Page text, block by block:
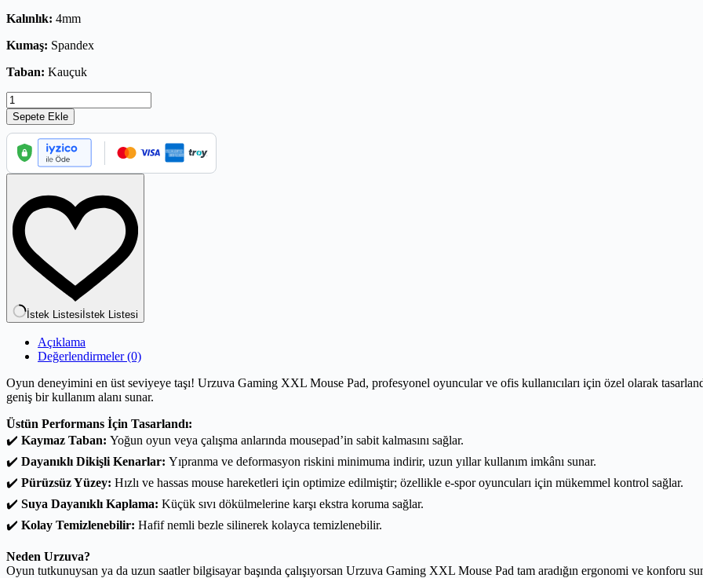
Kalınlık: 4mm
Kumaş: Spandex
Taban: Kauçuk
Sepete Ekle
İstek Listesiİstek Listesi
Açıklama
Değerlendirmeler (0)
Oyun deneyimini en üst seviyeye taşı! Urzuva Gaming XXL Mouse Pad, profesyonel oyuncular ve ofis kullanıcıları için özel olarak
geniş bir kullanım alanı sunar.
Üstün Performans İçin Tasarlandı:
✔️ Kaymaz Taban: Yoğun oyun veya çalışma anlarında mousepad’in sabit kalmasını sağlar.
✔️ Dayanıklı Dikişli Kenarlar: Yıpranma ve deformasyon riskini minimuma indirir, uzun yıllar kullanım imkânı sunar.
✔️ Pürüzsüz Yüzey: Hızlı ve hassas mouse hareketleri için optimize edilmiştir; özellikle e-spor oyuncuları için mükemmel kontrol sağlar.
✔️ Suya Dayanıklı Kaplama: Küçük sıvı dökülmelerine karşı ekstra koruma sağlar.
✔️ Kolay Temizlenebilir: Hafif nemli bezle silinerek kolayca temizlenebilir.
Neden Urzuva?
Oyun tutkunuysan ya da uzun saatler bilgisayar başında çalışıyorsan Urzuva Gaming XXL Mouse Pad tam aradığın ergonomi ve konforu